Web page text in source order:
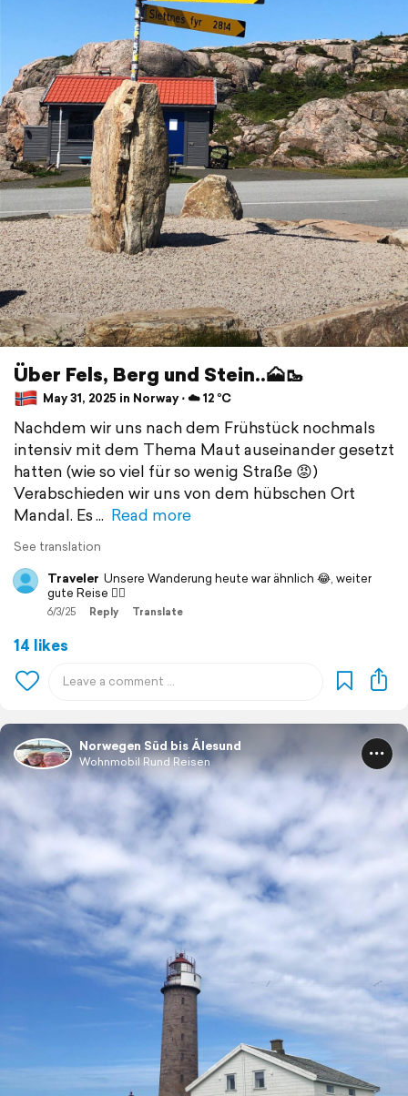
Über Fels, Berg und Stein..🗻🥾
May 31, 2025 in Norway ⋅ ☁️ 12 °C
Nachdem wir uns nach dem Frühstück nochmals
intensiv mit dem Thema Maut auseinander gesetzt
hatten (wie so viel für so wenig Straße 😡)
Verabschieden wir uns von dem hübschen Ort
Mandal. Es
Read more
See translation
Traveler Unsere Wanderung heute war ähnlich 😂, weiter
gute Reise 👍🏻
6/3/25 Reply Translate
14 likes
Norwegen Süd bis Ålesund
Wohnmobil Rund Reisen